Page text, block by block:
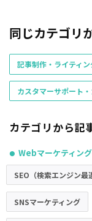
同じカテゴリ
記事制作・ライティン
カスタマーサポート
カテゴリから記
● Webマーケティン
SEO（検索エンジン最
SNSマーケティング